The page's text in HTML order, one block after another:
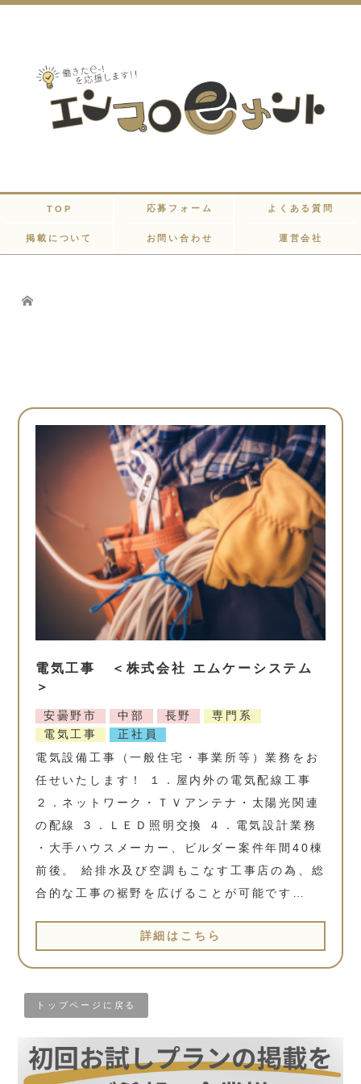
TOP 応募フォーム よくある質問
掲載について お問い合わせ 運営会社
Home
電気工事 ＜株式会社 エムケーシステム
＞
安曇野市 中部 長野
専門系
電気工事
正社員
電気設備工事（一般住宅・事業所等）業務をお
任せいたします！ １．屋内外の電気配線工事
２．ネットワーク・ＴＶアンテナ・太陽光関連
の配線 ３．ＬＥＤ照明交換 ４．電気設計業務
・大手ハウスメーカー、ビルダー案件年間40棟
前後。 給排水及び空調もこなす工事店の為、総
合的な工事の裾野を広げることが可能です…
詳細はこちら
トップページに戻る